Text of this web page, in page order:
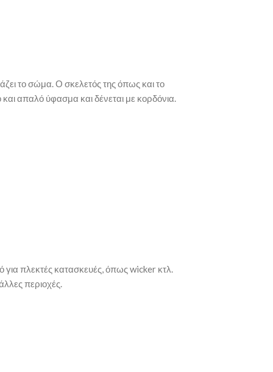
το σώμα. Ο σκελετός της όπως και το
απαλό ύφασμα και δένεται με κορδόνια.
για πλεκτές κατασκευές, όπως wicker κτλ.
περιοχές.